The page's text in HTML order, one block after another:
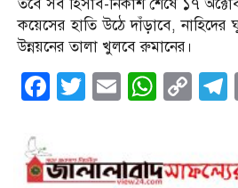
কয়েসের হাতি উঠে দাঁড়াবে,
উন্নয়নের তালা খুলবে রুমানের।
Facebook
Twitter
Email